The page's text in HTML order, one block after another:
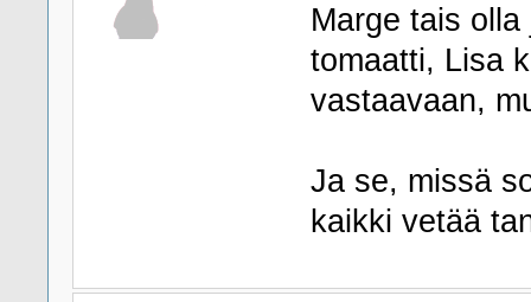
Marge tais
tomaatti, Lisa
vastaavaan,
Ja se, missä
kaikki vetää